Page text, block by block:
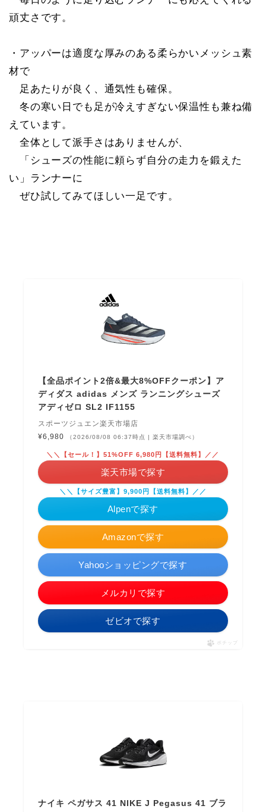
頑丈さです。
・アッパーは適度な厚みのある柔らかいメッシュ素
材で
足あたりが良く、通気性も確保。
冬の寒い日でも足が冷えすぎない保温性も兼ね備
えています。
全体として派手さはありませんが、
「シューズの性能に頼らず自分の走力を鍛えた
い」ランナーに
ぜひ試してみてほしい一足です。
【全品ポイント2倍&最大8%OFFクーポン】ア
ディダス adidas メンズ ランニングシューズ
アディゼロ SL2 IF1155
スポーツジュエン楽天市場店
¥6,980
（2026/08/08 06:37時点 | 楽天市場調べ）
Amazonで探す
＼＼【セール！】51%OFF 6,980円【送料無料】／／
楽天市場で探す
Yahooショッピングで探す
メルカリで探す
ゼビオで探す
＼＼【サイズ豊富】9,900円【送料無料】／／
Alpenで探す
ポチップ
ナイキ ペガサス 41 NIKE J Pegasus 41 ブラ